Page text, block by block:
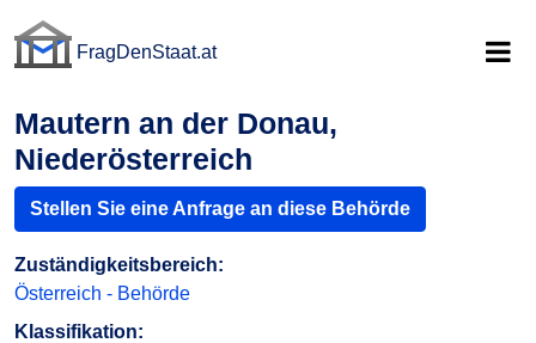
FragDenStaat.at
Mautern an der Donau,
Niederösterreich
Stellen Sie eine Anfrage an diese Behörde
Zuständigkeitsbereich:
Österreich - Behörde
Klassifikation: